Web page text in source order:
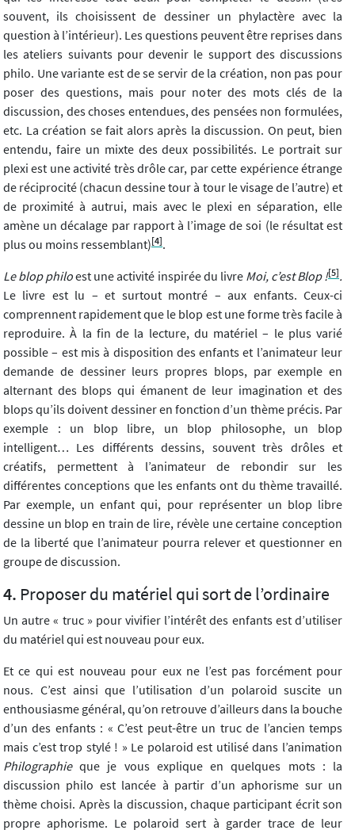
souvent, ils choisissent de dessiner un phylactère avec la
question à l’intérieur). Les questions peuvent être reprises dans
les ateliers suivants pour devenir le support des discussions
philo. Une variante est de se servir de la création, non pas pour
poser des questions, mais pour noter des mots clés de la
discussion, des choses entendues, des pensées non formulées,
etc. La création se fait alors après la discussion. On peut, bien
entendu, faire un mixte des deux possibilités. Le portrait sur
plexi est une activité très drôle car, par cette expérience étrange
de réciprocité (chacun dessine tour à tour le visage de l’autre) et
de proximité à autrui, mais avec le plexi en séparation, elle
amène un décalage par rapport à l’image de soi (le résultat est
plus ou moins ressemblant)[4].
Le blop philoest une activité inspirée du livre Moi, c’est Blop ![5].
Le livre est lu – et surtout montré – aux enfants. Ceux-ci
comprennent rapidement que le blop est une forme très facile à
reproduire. À la fin de la lecture, du matériel – le plus varié
possible – est mis à disposition des enfants et l’animateur leur
demande de dessiner leurs propres blops, par exemple en
alternant des blops qui émanent de leur imagination et des
blops qu’ils doivent dessiner en fonction d’un thème précis. Par
exemple : un blop libre, un blop philosophe, un blop
intelligent… Les différents dessins, souvent très drôles et
créatifs, permettent à l’animateur de rebondir sur les
différentes conceptions que les enfants ont du thème travaillé.
Par exemple, un enfant qui, pour représenter un blop libre
dessine un blop en train de lire, révèle une certaine conception
de la liberté que l’animateur pourra relever et questionner en
groupe de discussion.
Proposer du matériel qui sort de l’ordinaire
Un autre « truc » pour vivifier l’intérêt des enfants est d’utiliser
du matériel qui est nouveau pour eux.
Et ce qui est nouveau pour eux ne l’est pas forcément pour
nous. C’est ainsi que l’utilisation d’un polaroid suscite un
enthousiasme général, qu’on retrouve d’ailleurs dans la bouche
d’un des enfants : « C’est peut-être un truc de l’ancien temps
mais c’est trop stylé ! » Le polaroid est utilisé dans l’animation
Philographieque je vous explique en quelques mots : la
discussion philo est lancée à partir d’un aphorisme sur un
thème choisi. Après la discussion, chaque participant écrit son
propre aphorisme. Le polaroid sert à garder trace de leur